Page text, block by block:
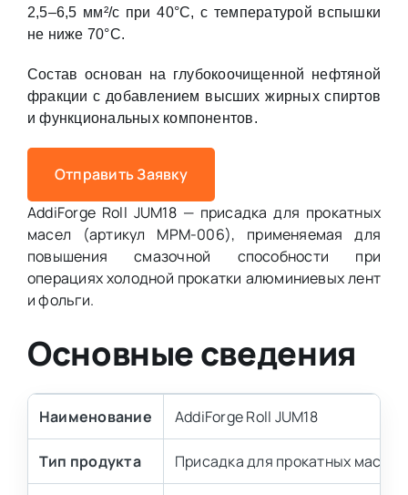
2,5–6,5 мм²/с при 40°С, с температурой вспышки
не ниже 70°С.
Состав основан на глубокоочищенной нефтяной
фракции с добавлением высших жирных спиртов
и функциональных компонентов.
Отправить Заявку
AddiForge Roll JUM18 — присадка для прокатных
масел (артикул MPM-006), применяемая для
повышения смазочной способности при
операциях холодной прокатки алюминиевых лент
и фольги.
Основные сведения
Наименование AddiForge Roll JUM18
Тип продукта Присадка для прокатных масел